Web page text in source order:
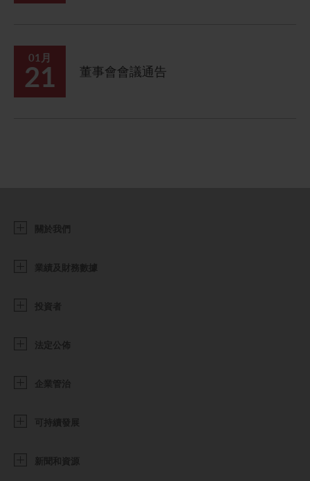
01月
21 董事會會議通告
關於我們
業績及財務數據
投資者
法定公佈
企業管治
可持續發展
新聞和資源